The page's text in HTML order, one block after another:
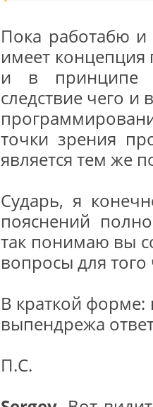
Пока работабю
имеет
и в принципе
следствие чего
точки зрения
является тем же
Сударь, я
пояснений
так понимаю вы
вопросы для
В краткой
выпендрежа
П.С.